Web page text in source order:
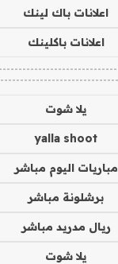
اعلانات باك لينك
اعلانات باكلينك
يلا شوت
yalla shoot
مباريات اليوم مباشر
برشلونة مباشر
ريال مدريد مباشر
يلا شوت